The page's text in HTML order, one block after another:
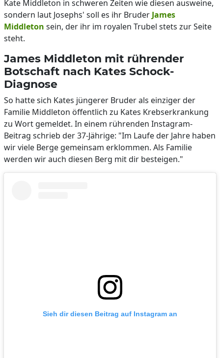
Kate Middleton in schweren Zeiten wie diesen ausweine,
sondern laut Josephs' soll es ihr Bruder James
Middleton sein, der ihr im royalen Trubel stets zur Seite
steht.
James Middleton mit rührender
Botschaft nach Kates Schock-
Diagnose
So hatte sich Kates jüngerer Bruder als einziger der
Familie Middleton öffentlich zu Kates Krebserkrankung
zu Wort gemeldet. In einem rührenden Instagram-
Beitrag schrieb der 37-Jährige: "Im Laufe der Jahre haben
wir viele Berge gemeinsam erklommen. Als Familie
werden wir auch diesen Berg mit dir besteigen."
Sieh dir diesen Beitrag auf Instagram an